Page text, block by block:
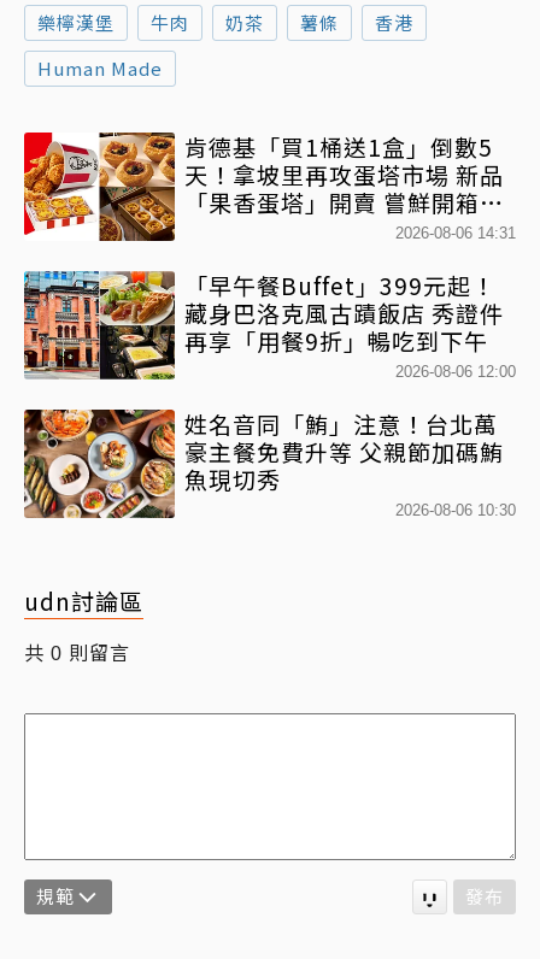
樂檸漢堡 牛肉 奶茶 薯條
香港
Human Made
肯德基「買1桶送1盒」倒數5
天！拿坡里再攻蛋塔市場 新品
「果香蛋塔」開賣 嘗鮮開箱現
2026-08-06 14:31
「早午餐Buffet」399元起！
藏身巴洛克風古蹟飯店 秀證件
再享「用餐9折」暢吃到下午
2026-08-06 12:00
姓名音同「鮪」注意！台北萬
豪主餐免費升等 父親節加碼鮪
魚現切秀
2026-08-06 10:30
udn討論區
共 0 則留言
規範 發布